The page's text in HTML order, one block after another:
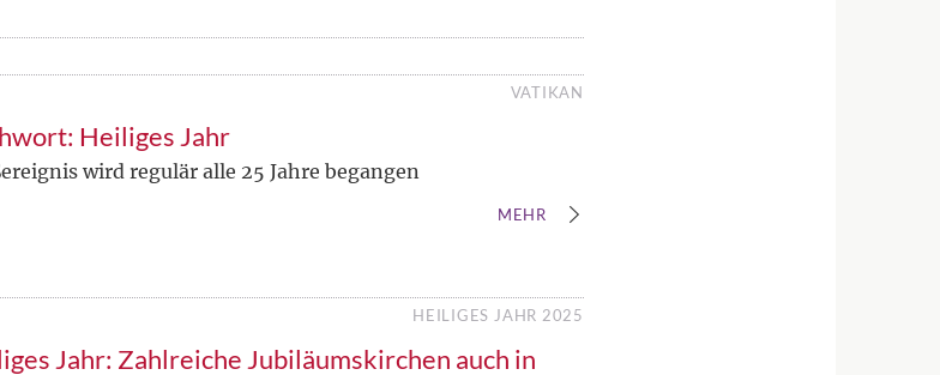
VATIKAN
Heiliges Jahr
wird regulär alle 25 Jahre begangen
MEHR
HEILIGES JAHR 2025
Jahr: Zahlreiche Jubiläumskirchen auch in